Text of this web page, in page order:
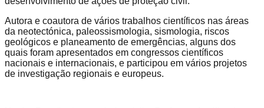
Autora e coautora de vários trabalhos científicos nas áreas
da neotectónica, paleossismologia, sismologia, riscos
geológicos e planeamento de emergências, alguns dos
quais foram apresentados em congressos científicos
nacionais e internacionais, e participou em vários projetos
de investigação regionais e europeus.